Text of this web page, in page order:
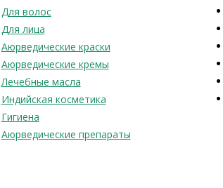
Для волос
Для лица
Аюрведические краски
Аюрведические кремы
Лечебные масла
Индийская косметика
Гигиена
Аюрведические препараты